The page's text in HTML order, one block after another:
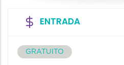
ENTRADA
GRATUITO